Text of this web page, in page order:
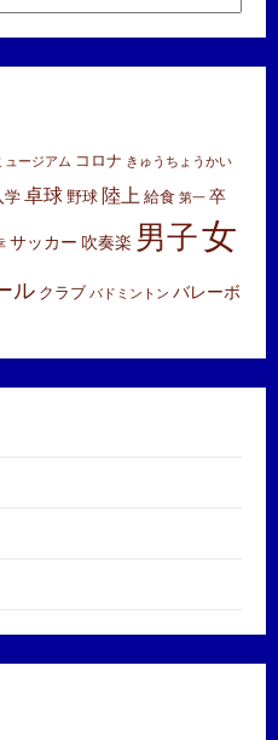
ュージアム コロナ きゅうちょうかい
学 卓球 野球 陸上 給食 第一 卒
サッカー 吹奏楽 男子女
ル クラブ バドミントン バレーボ